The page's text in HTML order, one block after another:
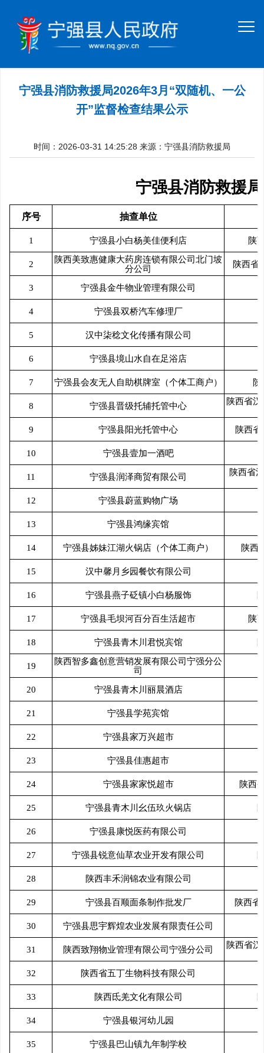
宁强县消防救援局2026年3月“双随机、一公
开”监督检查结果公示
时间：2026-03-31 14:25:28 来源：宁强县消防救援局
宁强县消防救援
序号 抽查单位
1 宁强县小白杨美佳便利店 陕
2
陕西美致惠健康大药房连锁有限公司北门坡
分公司
陕西省
3 宁强县金牛物业管理有限公司
4 宁强县双桥汽车修理厂
5 汉中柒稔文化传播有限公司
6 宁强县境山水自在足浴店
7 宁强县会友无人自助棋牌室（个体工商户）
8 宁强县晋级托辅托管中心 陕西省
9 宁强县阳光托管中心 陕西
10 宁强县壹加一酒吧
11 宁强县润泽商贸有限公司 陕西省
12 宁强县蔚蓝购物广场
13 宁强县鸿缘宾馆
14 宁强县姊妹江湖火锅店（个体工商户） 陕西
15 汉中馨月乡园餐饮有限公司
16 宁强县燕子砭镇小白杨服饰
17 宁强县毛坝河百分百生活超市 陕
18 宁强县青木川君悦宾馆
19
陕西智多鑫创意营销发展有限公司宁强分公
司
20
宁强县青木川丽晨酒店
21 宁强县学苑宾馆
22 宁强县家万兴超市
23 宁强县佳惠超市
24 宁强县家家悦超市 陕西
25 宁强县青木川幺伍玖火锅店
26 宁强县康悦医药有限公司
27 宁强县锐意仙草农业开发有限公司
28 陕西丰禾润锦农业有限公司
29 宁强县百顺面条制作批发厂 陕西省
30 宁强县思宇辉煌农业发展有限责任公司
31 陕西致翔物业管理有限公司宁强分公司 陕西省
32 陕西省五丁生物科技有限公司
33 陕西氐羌文化有限公司
34 宁强县银河幼儿园
35 宁强县巴山镇九年制学校